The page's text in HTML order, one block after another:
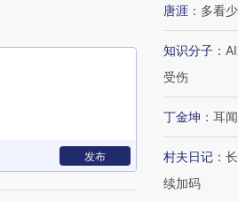
发布
唐涯 ： 多看
知识分子 ：
受伤
丁金坤 ： 耳
村夫日记 ：
续加码